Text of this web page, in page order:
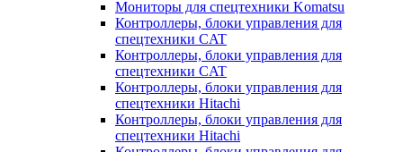
Мониторы для спецтехники Komatsu
Контроллеры, блоки управления для
спецтехники CAT
Контроллеры, блоки управления для
спецтехники CAT
Контроллеры, блоки управления для
спецтехники Hitachi
Контроллеры, блоки управления для
спецтехники Hitachi